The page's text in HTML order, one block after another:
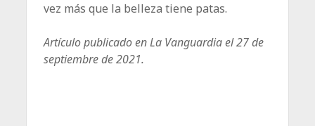
vez más que la belleza tiene patas.
Artículo publicado en La Vanguardia el 27 de
septiembre de 2021.